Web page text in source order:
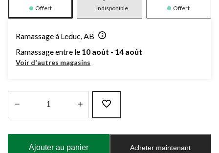
Offert Indisponible Offert
Ramassage à Leduc, AB
Ramassage entre le 10 août - 14 août
Voir d'autres magasins
Ajouter au panier Acheter maintenant